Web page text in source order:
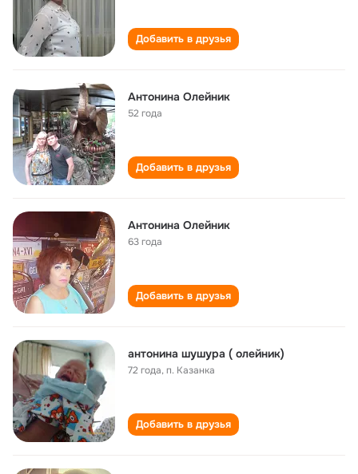
Добавить в друзья
Антонина Олейник
52 года
Добавить в друзья
Антонина Олейник
63 года
Добавить в друзья
антонина шушура ( олейник)
72 года,п. Казанка
Добавить в друзья